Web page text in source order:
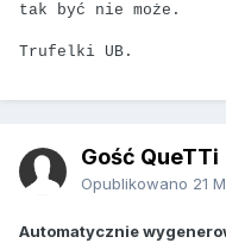
tak być nie może.
Trufelki UB.
Gość QueTTi
Opublikowano 21
Automatycznie